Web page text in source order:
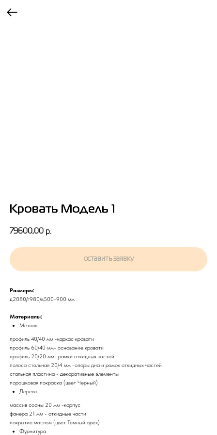
Кровать Модель 1
79600,00 р.
оставить заявку
Размеры:
д2080/г980/в500-900 мм
Материалы:
Металл:
профиль 40/40 мм -каркас кровати
профиль 60/40 мм- основание кровати
профиль 20/20 мм- рамки откидных частей
полоса стальная 20/4 мм -опоры дна и рамок откидных частей
стальная пластина - декоративные элементы
порошковая покраска (цвет Черный)
Дерево
массив сосны 20 мм -корпус
фанера 21 мм - откидные части
покрытие маслом (цвет Темный орех)
Фурнитура